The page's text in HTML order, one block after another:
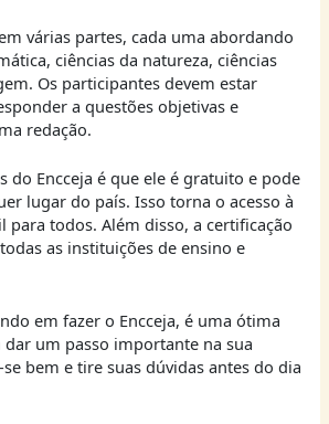
várias partes, cada uma abordando
ciências da natureza, ciências
Os participantes devem estar
a questões objetivas e
redação.
do Encceja é que ele é gratuito e pode
lugar do país. Isso torna o acesso à
para todos. Além disso, a certificação
as instituições de ensino e
em fazer o Encceja, é uma ótima
um passo importante na sua
bem e tire suas dúvidas antes do dia